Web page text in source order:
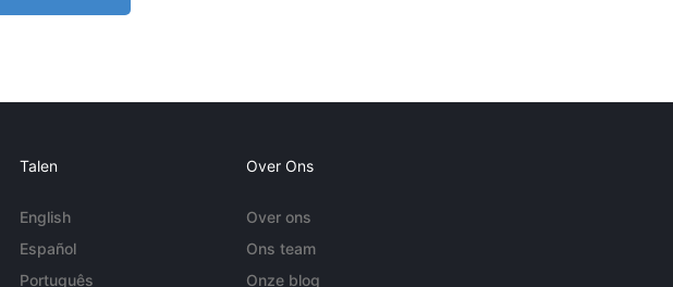
Talen
English
Español
Português
Over Ons
Over ons
Ons team
Onze blog